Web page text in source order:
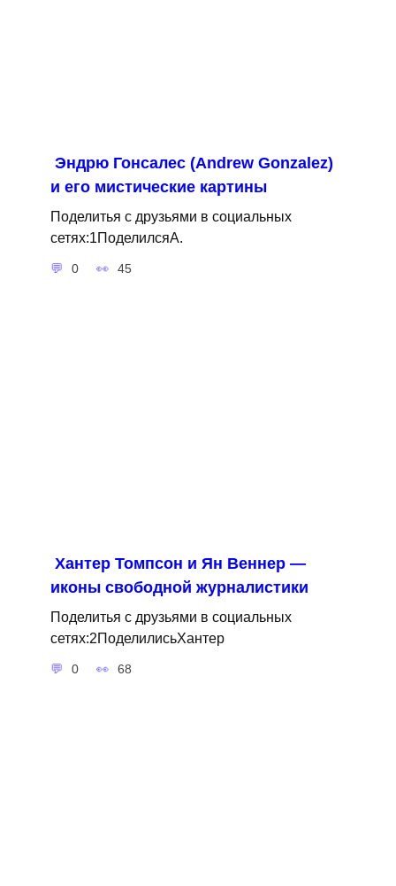
Эндрю Гонсалес (Andrew Gonzalez)
и его мистические картины
Поделитья с друзьями в социальных
сетях:1ПоделилсяA.
0 45
Хантер Томпсон и Ян Веннер —
иконы свободной журналистики
Поделитья с друзьями в социальных
сетях:2ПоделилисьХантер
0 68